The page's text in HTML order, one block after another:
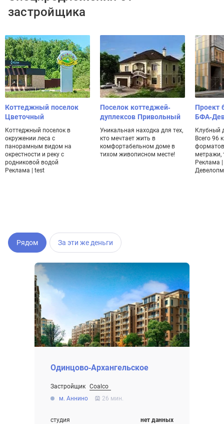
застройщика
Коттеджный поселок
Цветочный
Коттеджный поселок в
окружении леса с
панорамным видом на
окрестности и реку с
родниковой водой
Реклама | test
Поселок коттеджей-
дуплексов Привольный
Уникальная находка для тех,
кто мечтает жить в
комфортабельном доме в
тихом живописном месте!
Проект
БФА-
Клубный
Всего 96
метражи,
Реклама
Рядом За эти же деньги
Одинцово-Архангельское
Застройщик Coalco
м. Аннино 26 мин.
студия нет данных